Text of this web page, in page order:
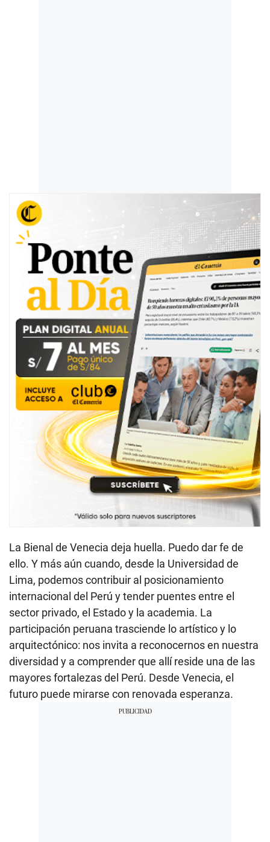
La Bienal de Venecia deja huella. Puedo dar fe de
ello. Y más aún cuando, desde la Universidad de
Lima, podemos contribuir al posicionamiento
internacional del Perú y tender puentes entre el
sector privado, el Estado y la academia. La
participación peruana trasciende lo artístico y lo
arquitectónico: nos invita a reconocernos en nuestra
diversidad y a comprender que allí reside una de las
mayores fortalezas del Perú. Desde Venecia, el
futuro puede mirarse con renovada esperanza.